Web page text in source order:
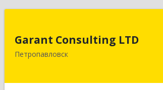
Garant Consulting LTD
Петропавловск
КАЗАХСТАН, Северо-Казахстанская
область, Жамбылский р-н, Троицкий